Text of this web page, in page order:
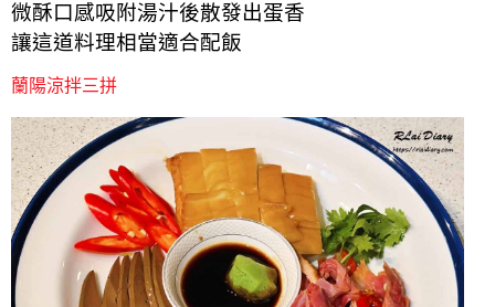
微酥口感吸附湯汁後散發出蛋香
讓這道料理相當適合配飯
蘭陽涼拌三拼